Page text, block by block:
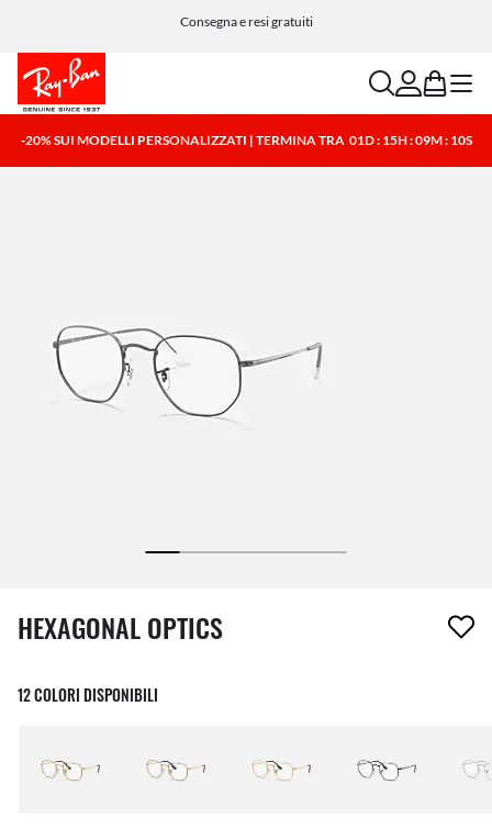
Consegna e resi gratuiti
searchaccount
bag menu
-20% SUI MODELLI PERSONALIZZATI | TERMINA TRA 01D : 15H : 09M : 10S
1 articolo è stato aggiunto alla tua wishlist
HEXAGONAL OPTICS
12 COLORI DISPONIBILI